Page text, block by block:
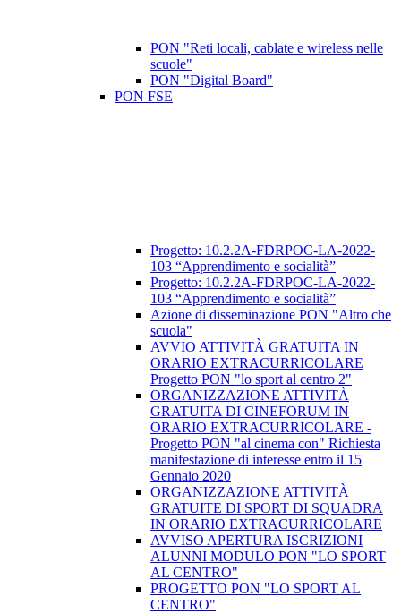
PON "Reti locali, cablate e wireless nelle
scuole"
PON "Digital Board"
PON FSE
​Progetto: 10.2.2A-FDRPOC-LA-2022-
103 “Apprendimento e socialità”
Progetto: 10.2.2A-FDRPOC-LA-2022-
103 “Apprendimento e socialità”
Azione di disseminazione PON "Altro che
scuola"
AVVIO ATTIVITÀ GRATUITA IN
ORARIO EXTRACURRICOLARE
Progetto PON "lo sport al centro 2"
ORGANIZZAZIONE ATTIVITÀ
GRATUITA DI CINEFORUM IN
ORARIO EXTRACURRICOLARE -
Progetto PON "al cinema con" Richiesta
manifestazione di interesse entro il 15
Gennaio 2020
ORGANIZZAZIONE ATTIVITÀ
GRATUITE DI SPORT DI SQUADRA
IN ORARIO EXTRACURRICOLARE
AVVISO APERTURA ISCRIZIONI
ALUNNI MODULO PON "LO SPORT
AL CENTRO"
PROGETTO PON "LO SPORT AL
CENTRO"